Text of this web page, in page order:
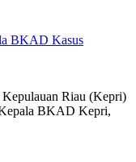
BKAD Kasus
Riau (Kepri)
Kepala BKAD Kepri,